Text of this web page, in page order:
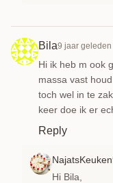
Bila9 jaar geleden
Hi ik heb m ook
massa vast
toch wel in te
keer doe ik er
Reply
NajatsKeuken
Hi Bila,